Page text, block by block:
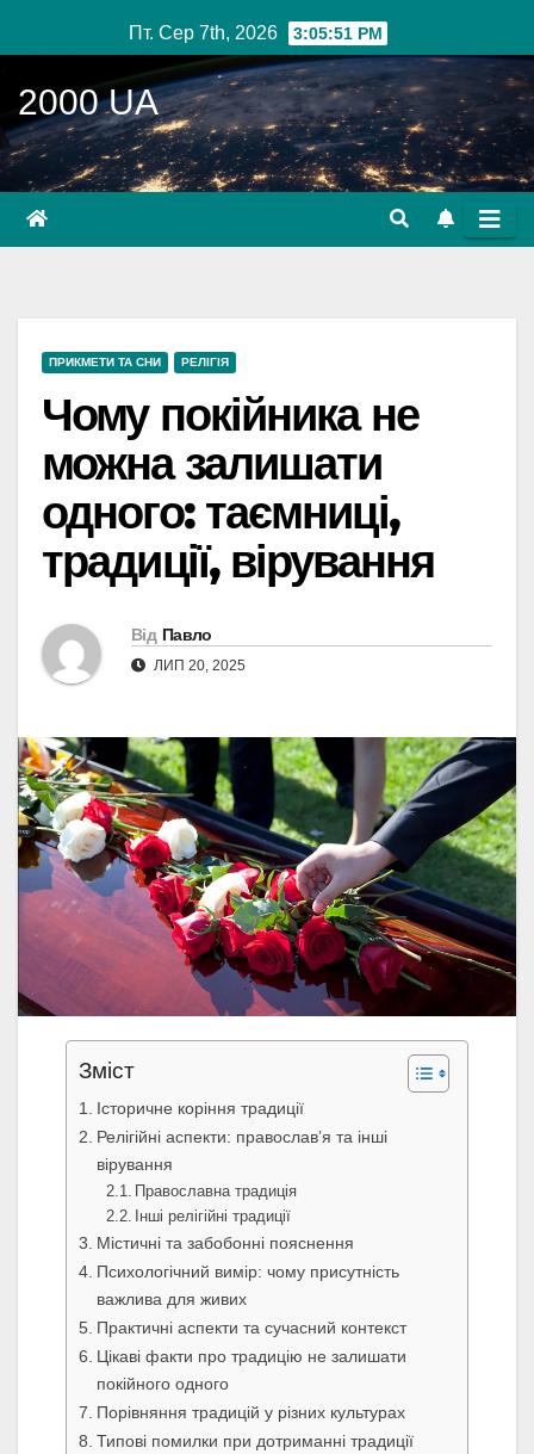
до
вмісту
Пт. Сер 7th, 2026 3:05:52 PM
2000 UA
ПРИКМЕТИ ТА СНИ РЕЛІГІЯ
Чому покійника не
можна залишати
одного: таємниці,
традиції, вірування
Від Павло
ЛИП 20, 2025
Зміст
Історичне коріння традиції
Релігійні аспекти: православ’я та інші
вірування
Православна традиція
Інші релігійні традиції
Містичні та забобонні пояснення
Психологічний вимір: чому присутність
важлива для живих
Практичні аспекти та сучасний контекст
Цікаві факти про традицію не залишати
покійного одного
Порівняння традицій у різних культурах
Типові помилки при дотриманні традиції